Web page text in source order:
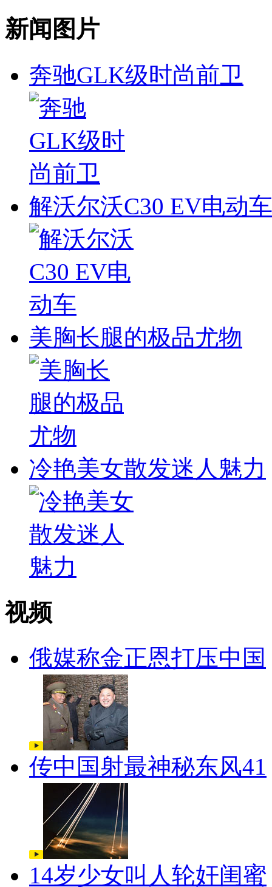
新闻图片
奔驰GLK级时尚前卫
解沃尔沃C30 EV电动车
美胸长腿的极品尤物
冷艳美女散发迷人魅力
视频
俄媒称金正恩打压中国
传中国射最神秘东风41
14岁少女叫人轮奸闺蜜